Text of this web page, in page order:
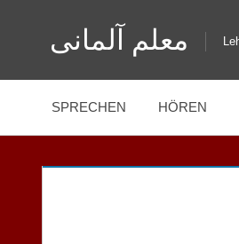
معلم آلمانی
SPRECHEN HÖREN